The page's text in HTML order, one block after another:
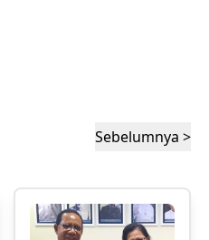
Sebelumnya >